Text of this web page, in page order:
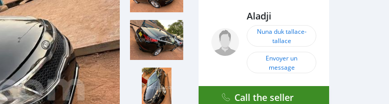
Aladji
Nuna duk tallace-
tallace
Envoyer un
message
Call the seller